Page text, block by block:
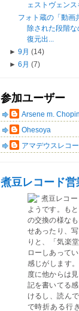
ェストヴェン
フォト蔵の「動画
除された段階
復元出...
► 9月 (14)
► 6月 (7)
参加ユーザー
Arsene m. Chopin
Ohesoya
アマデウスレコ
煮豆レコード営
煮豆レコー
ようです。も
の交換の様な
せあったり、
りと、「気楽
ローしあって
感じがします
度に他からは
記を書いてる
けるし、読ん
で時折ある行